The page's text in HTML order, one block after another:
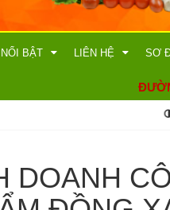
BẬT LIÊN HỆ SƠ
DOANH